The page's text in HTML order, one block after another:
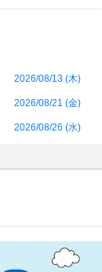
2026/08/13 (木)
2026/08/21 (金)
2026/08/26 (水)